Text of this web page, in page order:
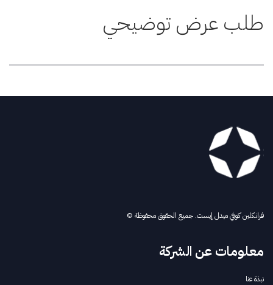
طلب عرض توضيحي
فرانكلين كوفي ميدل إيست. جميع الحقوق محفوظة ©
معلومات عن الشركة
نبذة عنا